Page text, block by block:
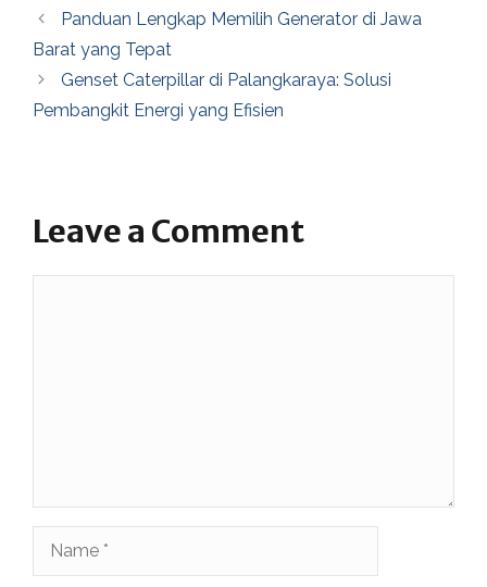
Panduan Lengkap Memilih Generator di Jawa
Barat yang Tepat
Genset Caterpillar di Palangkaraya: Solusi
Pembangkit Energi yang Efisien
Leave a Comment